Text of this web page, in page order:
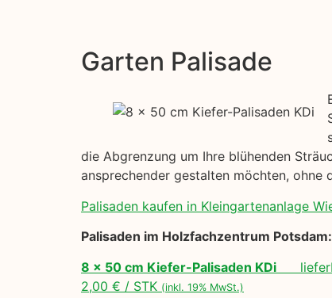
Garten Palisade
die Abgrenzung um Ihre blühenden
ansprechender gestalten möchten, ohne
Palisaden kaufen in Kleingartenanlage
Palisaden im Holzfachzentrum Potsdam:
8 x 50 cm Kiefer-Palisaden KDi
2,00 € / STK (inkl. 19% MwSt.)